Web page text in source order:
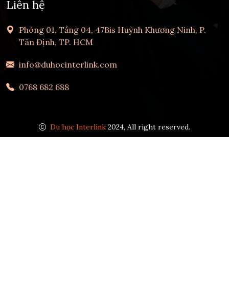
Liên hệ
Phòng 01, Tầng 04, 47Bis Huỳnh Khương Ninh, P.
Tân Định, TP. HCM
info@duhocinterlink.com
0768 682 688
Du học Interlink 2024, All right reserved.